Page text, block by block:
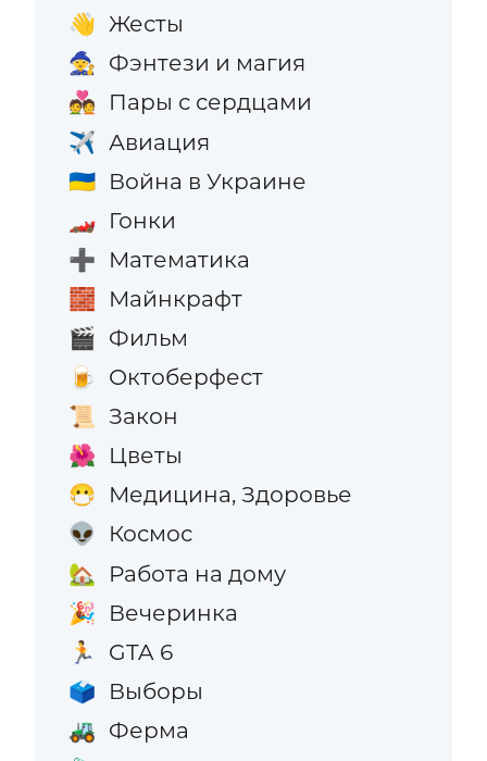
👋 Жесты
🧙 Фэнтези и магия
💑 Пары с сердцами
✈️ Авиация
🇺🇦 Война в Украине
🏎️ Гонки
➕ Математика
🧱 Майнкрафт
🎬 Фильм
🍺 Октоберфест
📜 Закон
🌺 Цветы
😷 Медицина, Здоровье
👽 Космос
🏡 Работа на дому
🎉 Вечеринка
🏃 GTA 6
🗳️ Выборы
🚜 Ферма